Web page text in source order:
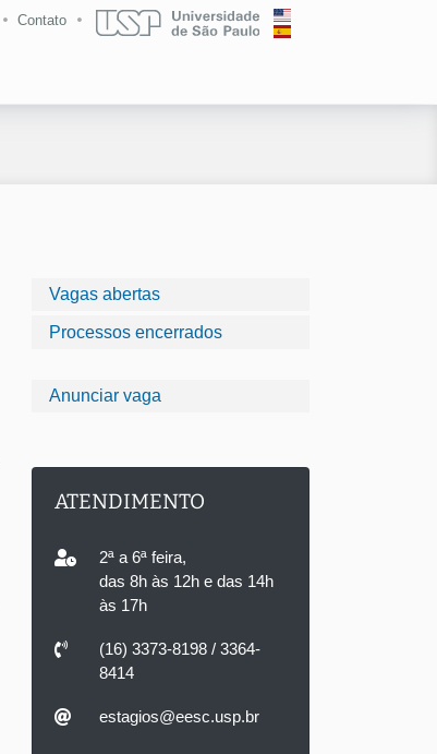
Contato
Vagas abertas
Processos encerrados
Anunciar vaga
ATENDIMENTO
2ª a 6ª feira,
das 8h às 12h e das 14h
às 17h
(16) 3373-8198 / 3364-
8414
estagios@eesc.usp.br